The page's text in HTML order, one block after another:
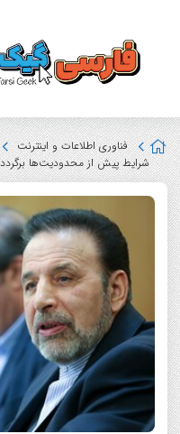
فناوری اطلاعات و اینترنت
شرایط پیش از محدودیت‌ها